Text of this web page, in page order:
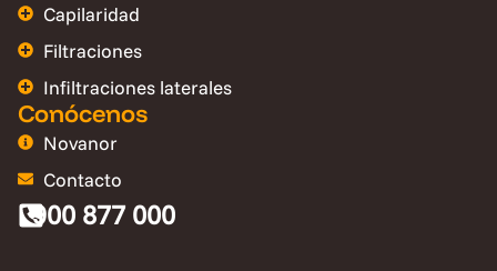
Capilaridad
Filtraciones
Infiltraciones laterales
Conócenos
Novanor
Contacto
900 877 000